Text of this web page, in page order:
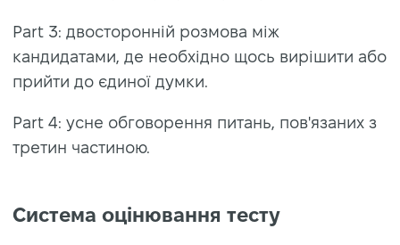
Part 3: двосторонній розмова між
кандидатами, де необхідно щось вирішити або
прийти до єдиної думки.
Part 4: усне обговорення питань, пов'язаних з
третин частиною.
Система оцінювання тесту